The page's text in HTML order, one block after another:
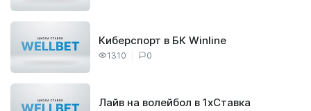
1310 0
Киберспорт в БК Winline
Лайв на волейбол в 1хСтавка